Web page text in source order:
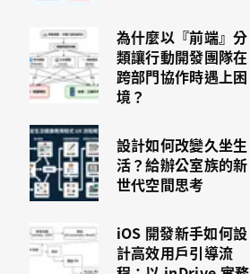
為什麼以『前端』分
類讓行動開發團隊在
跨部門協作時遇上困
境？
設計如何改變久坐生
活？給辦公室族的新
世代空間思考
iOS 開發新手如何設
計高效用戶引導流